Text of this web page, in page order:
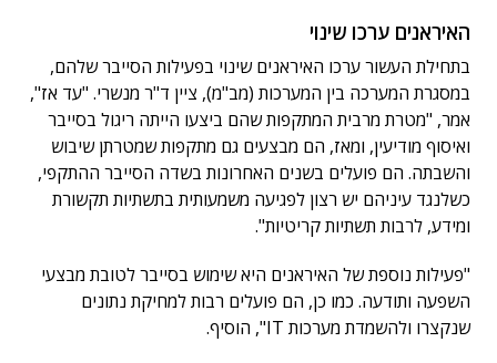
האיראנים ערכו שינוי
בתחילת העשור ערכו האיראנים שינוי בפעילות הסייבר שלהם,
במסגרת המערכה בין המערכות (מב"מ), ציין ד"ר מנשרי. "עד אז",
אמר, "מטרת מרבית המתקפות שהם ביצעו הייתה ריגול בסייבר
ואיסוף מודיעין, ומאז, הם מבצעים גם מתקפות שמטרתן שיבוש
והשבתה. הם פועלים בשנים האחרונות בשדה הסייבר ההתקפי,
כשלנגד עיניהם יש רצון לפגיעה משמעותית בתשתיות תקשורת
ומידע, לרבות תשתיות קריטיות".
"פעילות נוספת של האיראנים היא שימוש בסייבר לטובת מבצעי
השפעה ותודעה. כמו כן, הם פועלים רבות למחיקת נתונים
שנקצרו ולהשמדת מערכות IT", הוסיף.